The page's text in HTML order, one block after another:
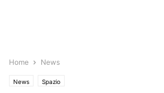
Home News
News Spazio